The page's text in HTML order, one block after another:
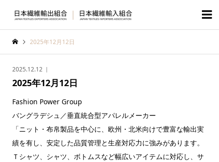

2025年12月12日
2025.12.12
2025年12月12日
Fashion Power Group
バングラデシュ／垂直統合型アパレルメーカー
「ニット・布帛製品を中心に、欧州・北米向けで豊富な輸出実
績を有し、安定した品質管理と生産対応力に強みがあります。
Ｔシャツ、シャツ、ボトムスなど幅広いアイテムに対応し、サ